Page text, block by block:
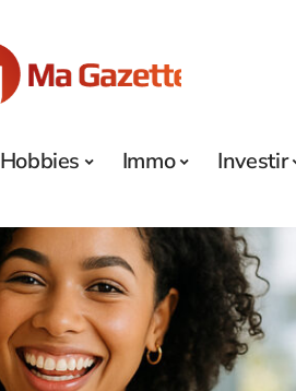
Hobbies Immo Investir